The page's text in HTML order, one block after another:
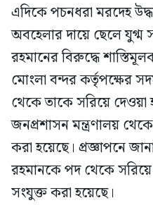
এদিকে পচনধরা মরদেহ
অবহেলার দায়ে ছেলে
রহমানের বিরুদ্ধে
মোংলা বন্দর কর্তৃপক্ষের
থেকে তাকে সরিয়ে
জনপ্রশাসন মন্ত্রণালয়
করা হয়েছে। প্রজ্ঞাপনে
রহমানকে পদ থেকে সরিয়ে
সংযুক্ত করা হয়েছে।